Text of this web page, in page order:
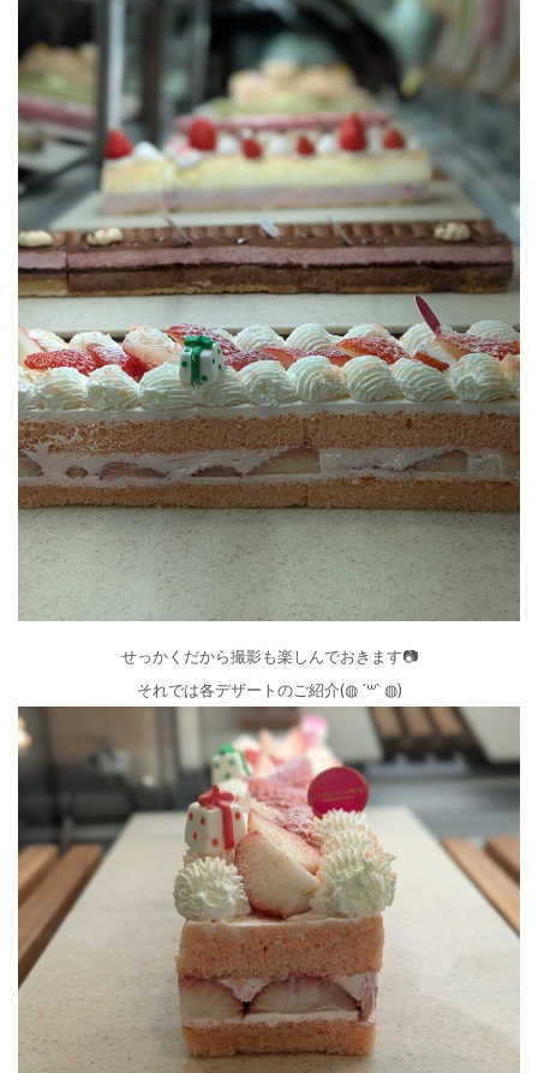
せっかくだから撮影も楽しんでおきます📷️
それでは各デザートのご紹介(◍︎ ´꒳` ◍︎)